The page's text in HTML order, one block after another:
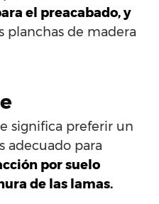
el preacabado, y
planchas de madera
significa preferir un
adecuado para
por suelo
de las lamas.